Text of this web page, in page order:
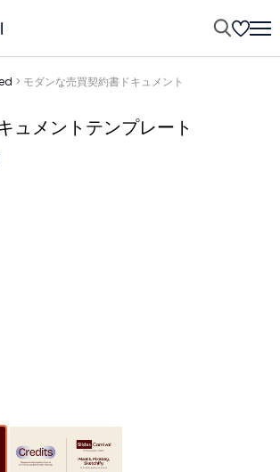
> モダンな売買契約書ドキュメント
ュメントテンプレート